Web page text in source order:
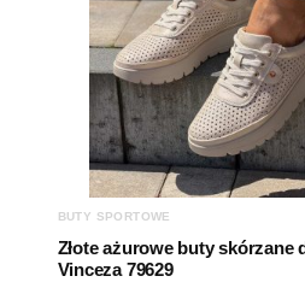
BUTY SPORTOWE
Złote ażurowe buty skórzane
Vinceza 79629